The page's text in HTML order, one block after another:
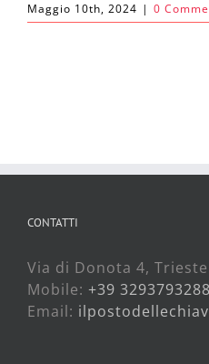
Maggio 10th, 2024 | 0
CONTATTI
Via di Donota 4, Trieste
Mobile: +39 3293793288
Email: